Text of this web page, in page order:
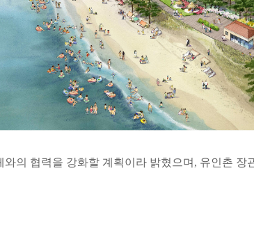
의 협력을 강화할 계획이라 밝혔으며, 유인촌 장